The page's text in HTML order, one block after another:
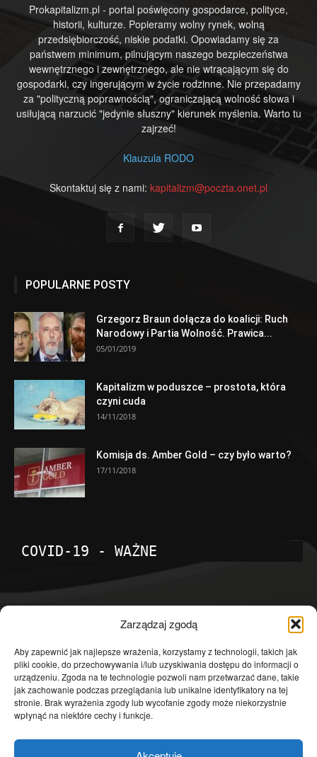
Zarządzaj zgodą
Aby zapewnić jak najlepsze wrażenia, korzystamy z technologii, takich jak
pliki cookie, do przechowywania i/lub uzyskiwania dostępu do informacji o
urządzeniu. Zgoda na te technologie pozwoli nam przetwarzać dane, takie
jak zachowanie podczas przeglądania lub unikalne identyfikatory na tej
stronie. Brak wyrażenia zgody lub wycofanie zgody może niekorzystnie
wpłynąć na niektóre cechy i funkcje.
Prokapitalizm.pl - portal poświęcony gospodarce, polityce,
historii, kulturze. Popieramy wolny rynek, wolną
przedsiębiorczość, niskie podatki. Opowiadamy się za
państwem minimum, pilnującym naszego bezpieczeństwa
wewnętrznego i zewnętrznego, ale nie wtrącającym się do
gospodarki, czy ingerującym w życie rodzinne. Nie przepadamy
za "polityczną poprawnością", ograniczającą wolność słowa i
usiłującą narzucić "jedynie słuszny" kierunek myślenia. Warto tu
zajrzeć!
Klauzula RODO
Skontaktuj się z nami: kapitalizm@poczta.onet.pl
POPULARNE POSTY
Grzegorz Braun dołącza do koalicji: Ruch
Narodowy i Partia Wolność. Prawica...
05/01/2019
Kapitalizm w poduszce – prostota, która
czyni cuda
14/11/2018
Komisja ds. Amber Gold – czy było warto?
17/11/2018
COVID-19 - WAŻNE
Temat dnia
4601
Publicystyka
4363
Polityka
3639
Polska
Społeczeństwo
2823